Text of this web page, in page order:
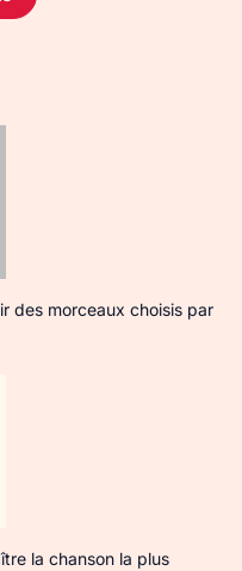
des morceaux choisis par
la chanson la plus